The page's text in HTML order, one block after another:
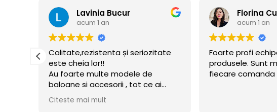
Florina Cusmir
acum 1 an
Foarte profi echipa si de calitate
produsele. Sunt mulțumita de
fiecare comanda
Di Di
acum 1 an
Promptitudine,
implicare -WOW
asigura ca